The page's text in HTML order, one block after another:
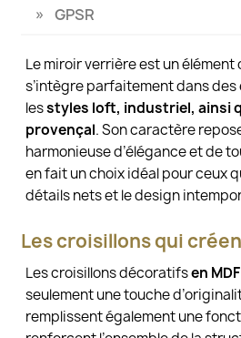
GPSR
Le miroir verrière est un
s’intègre parfaitement dans
lesstyles loft, industriel, ainsi
provençal. Son caractère
harmonieuse d’élégance et de
en fait un choix idéal pour ceux
détails nets et le design
Les croisillons qui
Les croisillons décoratifsen
seulement une touche
remplissent également une